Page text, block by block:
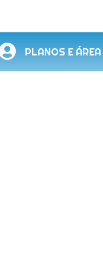
PLANOS E